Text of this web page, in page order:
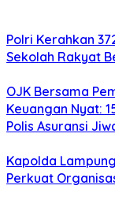
Polri Kerahkan
Sekolah Rakyat
OJK Bersama
Keuangan Nyat:
Polis Asuransi
Kapolda
Perkuat